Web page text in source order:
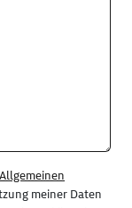
Allgemeinen
meiner Daten